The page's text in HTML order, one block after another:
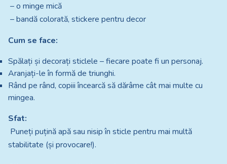
– o minge mică
– bandă colorată, stickere pentru decor
Cum se face:
Spălați și decorați sticlele – fiecare poate fi un personaj.
Aranjați-le în formă de triunghi.
Rând pe rând, copiii încearcă să dărâme cât mai multe cu
mingea.
Sfat:
Puneți puțină apă sau nisip în sticle pentru mai multă
stabilitate (și provocare!).